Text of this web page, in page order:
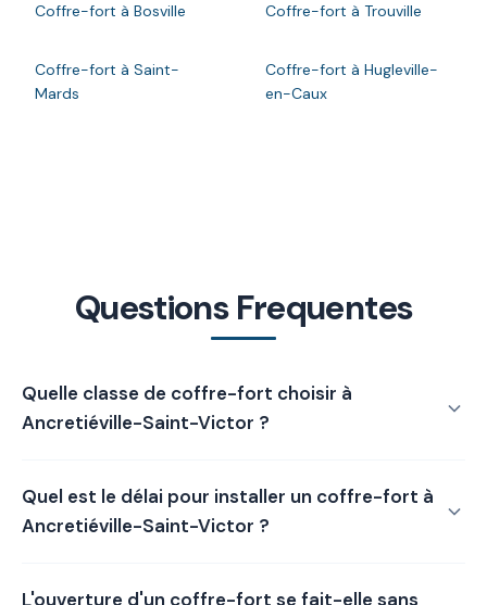
Coffre-fort à Bosville Coffre-fort à Trouville
Coffre-fort à Saint-
Mards
Coffre-fort à Hugleville-
en-Caux
Questions Frequentes
Quelle classe de coffre-fort choisir à
Ancretiéville-Saint-Victor ?
Classe 0 couvre environ 8 000 €, Classe I jusqu'à 25 000
€, Classe II jusqu'à 35 000 € et Classe III au-delà. La
Quel est le délai pour installer un coffre-fort à
Ancretiéville-Saint-Victor ?
L'ouverture d'un coffre-fort se fait-elle sans